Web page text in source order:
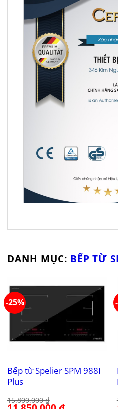
DANH MỤC: BẾP TỪ
-25%
Bếp từ Spelier SPM 988I
Plus
15.800.000₫
Giá Giá